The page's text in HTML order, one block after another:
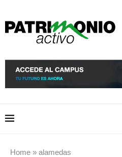
Home » alamedas